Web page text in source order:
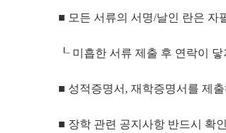
■ 모든 서류의 서명/날인 란은 자
┖ 미흡한 서류 제출 후 연락이
■ 성적증명서, 재학증명서를 제
■ 장학 관련 공지사항 반드시 확인